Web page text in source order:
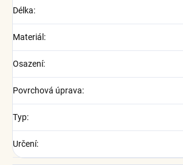
Délka:
Materiál :
Osazení:
Povrchová úprava:
Typ:
Určení: